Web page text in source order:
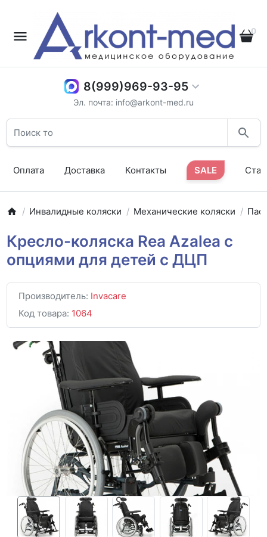
0
8(999)969-93-95
Эл. почта: info@arkont-med.ru
Оплата Доставка Контакты SALE
Инвалидные коляски Механические коляски
Кресло-коляска Rea Azalea с
опциями для детей с ДЦП
Производитель: Invacare
Код товара: 1064